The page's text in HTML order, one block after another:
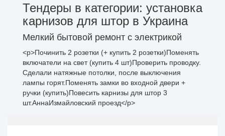
Тендеры в категории: установка
карнизов для штор в Украина
Мелкий бытовой ремонт с электрикой
<p>Починить 2 розетки (+ купить 2 розетки)Поменять
включатели на свет (купить 4 шт)Проверить проводку.
Сделали натяжные потолки, после выключения
лампы горят.Поменять замки во входной двери +
ручки (купить)Повесить карнизы для штор 3
шт.АннаИзмайловский проезд</p>